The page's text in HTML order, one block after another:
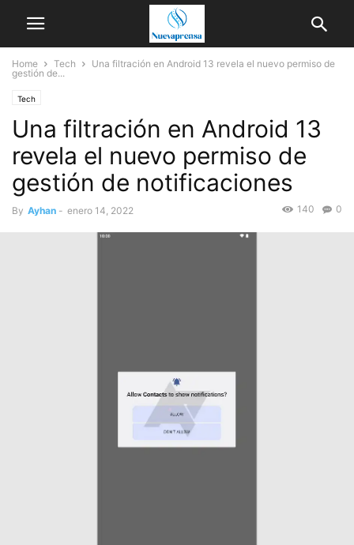
Home Tech
Una filtración en Android 13 revela el nuevo permiso de
gestión de...
Tech
Una filtración en Android 13
revela el nuevo permiso de
gestión de notificaciones
By Ayhan - enero 14, 2022 0
140